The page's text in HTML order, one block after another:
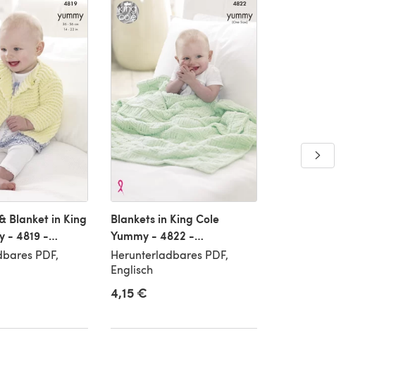
Blanket in King
- 4819 -
PDFPDF,
Blankets in King Cole
Yummy - 4822 -
Downloadable PDF
Herunterladbares PDF,
Englisch
4,15 €